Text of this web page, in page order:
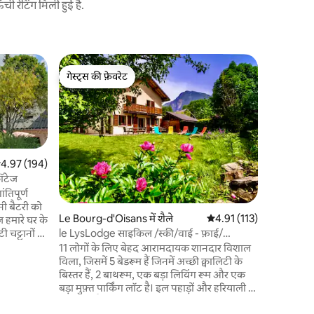
रेटिंग मिली हुई है.
रेटिंग 5 में से 4.97, 194 समीक्षाएँ
4.97 (194)
बैटरी को
हमारे घर के
चट्टानों के
गेस्ट्स की फ़ेवरेट
गेस्ट्स की फ़ेवरेट
Le Bourg-d'Oisans में शैले औसत रेटिंग 5 में से 4.91,
4.91 (113)
le LysLodge साइकिल /स्की/वाई - फ़ाई/
पार्किंग/BBQ मुफ़्त
11 लोगों के लिए बेहद आरामदायक शानदार विशाल
विला, जिसमें 5 बेडरूम हैं जिनमें अच्छी क्वालिटी के
बिस्तर हैं, 2 बाथरूम, एक बड़ा लिविंग रूम और एक
बड़ा मुफ़्त पार्किंग लॉट है। इल पहाड़ों और हरियाली से